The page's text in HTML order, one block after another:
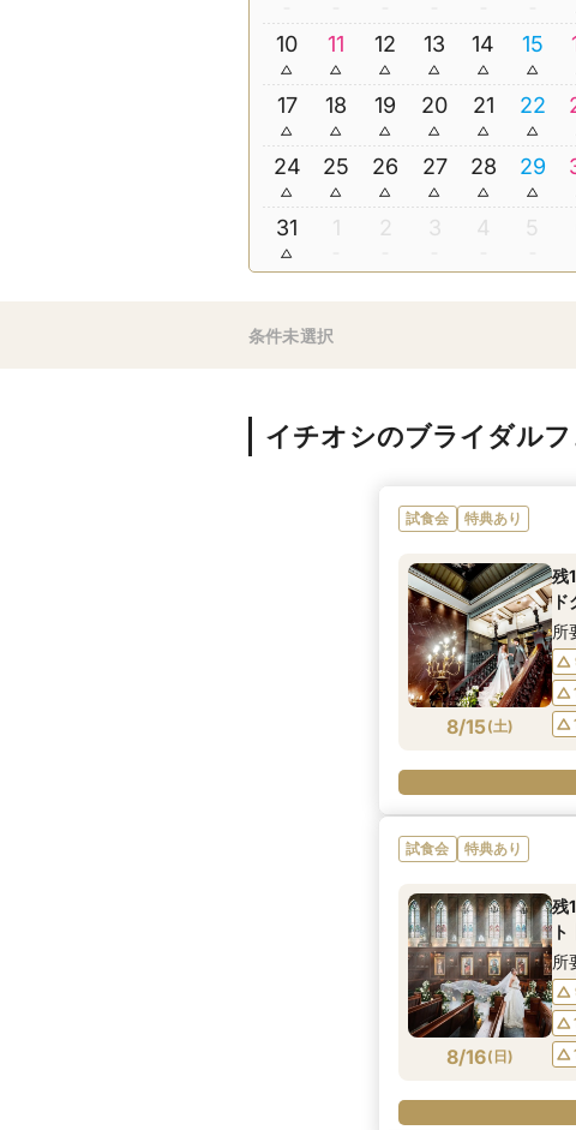
10 11 12 13 14 15
17 18 19 20 21 22
24 25 26 27 28 29
31 1 2 3 4 5
条件未選択
イチオシのブライダル
試食会 特典あり
8/15(土)
残
所
試食会 特典あり
8/16( 日)
残
所